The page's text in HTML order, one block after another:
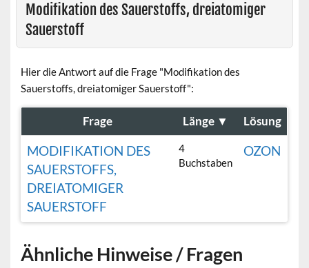
Modifikation des Sauerstoffs, dreiatomiger
Sauerstoff
Hier die Antwort auf die Frage "Modifikation des
Sauerstoffs, dreiatomiger Sauerstoff":
Frage Länge ▼ Lösung
MODIFIKATION DES
SAUERSTOFFS,
DREIATOMIGER
SAUERSTOFF
4
Buchstaben
OZON
Ähnliche Hinweise / Fragen